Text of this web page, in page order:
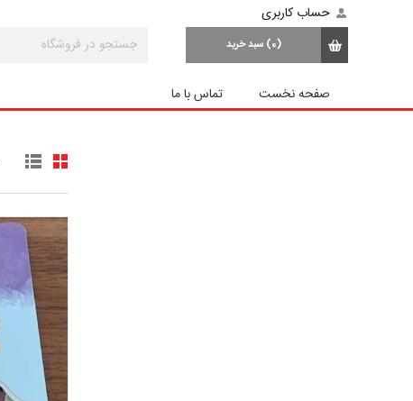
حساب کاربری
(0) سبد خرید
صفحه نخست تماس با ما